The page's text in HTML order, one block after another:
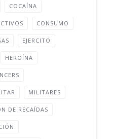
COCAÍNA
CONSUMO
EJERCITO
HEROÍNA
MILITARES
DE RECAÍDAS